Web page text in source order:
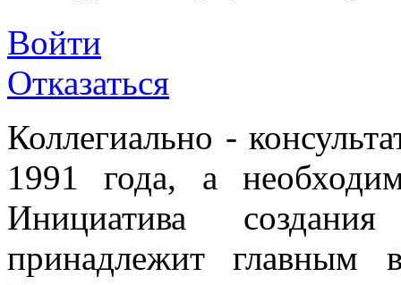
Войти
Отказаться
Коллегиально -
1991 года, а
Инициатива
принадлежит главным